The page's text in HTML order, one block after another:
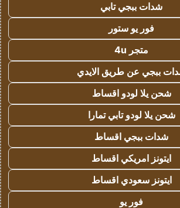
شدات ببجي تابي
فور يو ستور
متجر 4u
ببجي عن طريق الايدي
شحن يلا لودو اقساط
شحن يلا لودو تابي تمارا
شدات ببجي اقساط
ايتونز امريكي اقساط
ايتونز سعودي اقساط
فور يو